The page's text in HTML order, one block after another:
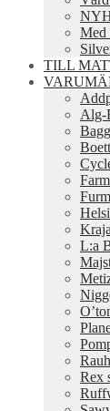
Med
TILL
Alg-
Boett
Kraja
L:a
Rauh
Rex